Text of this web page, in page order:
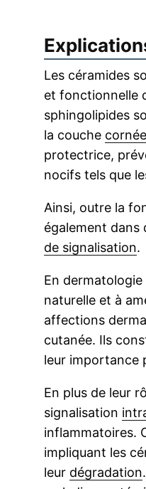
Les céramides
et fonctionnelle
sphingolipides
la couche cornée
protectrice,
nocifs tels que
Ainsi, outre la
également dans
de signalisation.
En
naturelle et à
affections
cutanée. Ils
leur importance
En plus de leur
signalisation
inflammatoires.
impliquant les
leur dégradation